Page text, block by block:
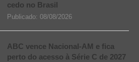
cedo no Brasil
Publicado: 08/08/2026
ABC vence Nacional-AM e fica
perto do acesso à Série C de 2027